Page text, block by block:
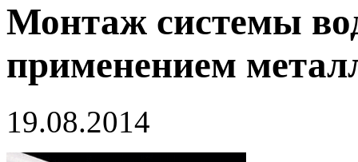
Монтаж системы
применением
19.08.2014